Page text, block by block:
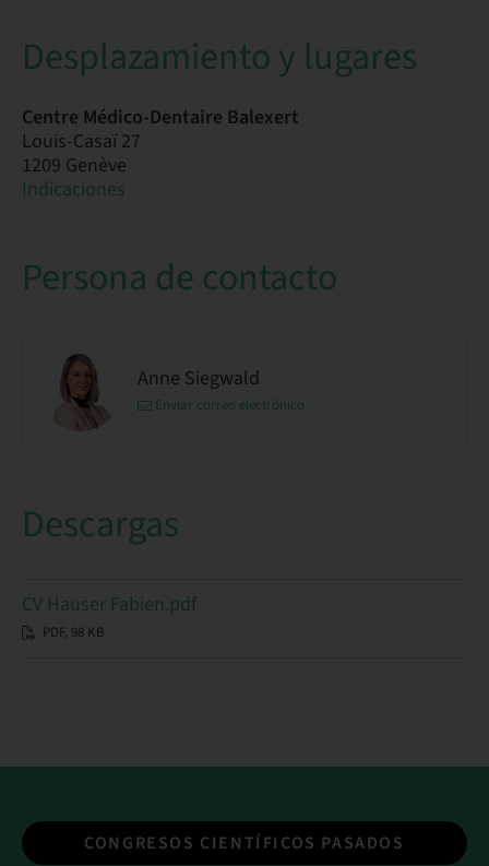
Desplazamiento y lugares
Centre Médico-Dentaire Balexert
Louis-Casaï 27
1209 Genève
Indicaciones
Persona de contacto
Anne Siegwald
Enviar correo electrónico
Descargas
CV Hauser Fabien.pdf
PDF, 98 KB
CONGRESOS CIENTÍFICOS PASADOS